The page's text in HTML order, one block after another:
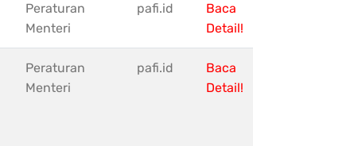
Peraturan
Menteri
pafi.id
Baca
Detail!
Peraturan
Menteri
pafi.id
Baca
Detail!